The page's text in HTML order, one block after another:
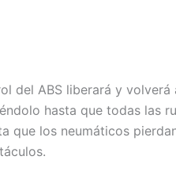
del ABS liberará y
hasta que todas las
que los neumáticos